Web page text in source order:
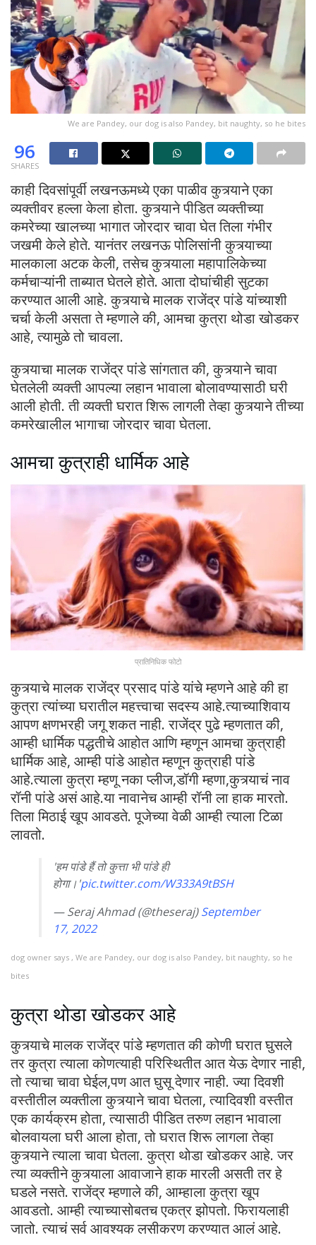
We are Pandey, our dog is also Pandey, bit naughty, so he bites
96
SHARES
काही दिवसांपूर्वी लखनऊमध्ये एका पाळीव कुत्र्याने एका
व्यक्तीवर हल्ला केला होता. कुत्र्याने पीडित व्यक्तीच्या
कमरेच्या खालच्या भागात जोरदार चावा घेत तिला गंभीर
जखमी केले होते. यानंतर लखनऊ पोलिसांनी कुत्र्याच्या
मालकाला अटक केली, तसेच कुत्र्याला महापालिकेच्या
कर्मचाऱ्यांनी ताब्यात घेतले होते. आता दोघांचीही सुटका
करण्यात आली आहे. कुत्र्याचे मालक राजेंद्र पांडे यांच्याशी
चर्चा केली असता ते म्हणाले की, आमचा कुत्रा थोडा खोडकर
आहे, त्यामुळे तो चावला.
कुत्र्याचा मालक राजेंद्र पांडे सांगतात की, कुत्र्याने चावा
घेतलेली व्यक्ती आपल्या लहान भावाला बोलावण्यासाठी घरी
आली होती. ती व्यक्ती घरात शिरू लागली तेव्हा कुत्र्याने तीच्या
कमरेखालील भागाचा जोरदार चावा घेतला.
आमचा कुत्राही धार्मिक आहे
प्रातिनिधिक फोटो
कुत्र्याचे मालक राजेंद्र प्रसाद पांडे यांचे म्हणने आहे की हा
कुत्रा त्यांच्या घरातील महत्त्वाचा सदस्य आहे.त्याच्याशिवाय
आपण क्षणभरही जगू शकत नाही. राजेंद्र पुढे म्हणतात की,
आम्ही धार्मिक पद्धतीचे आहोत आणि म्हणून आमचा कुत्राही
धार्मिक आहे, आम्ही पांडे आहोत म्हणून कुत्राही पांडे
आहे.त्याला कुत्रा म्हणू नका प्लीज,डॉगी म्हणा,कुत्र्याचं नाव
रॉनी पांडे असं आहे.या नावानेच आम्ही रॉनी ला हाक मारतो.
तिला मिठाई खूप आवडते. पूजेच्या वेळी आम्ही त्याला टिळा
लावतो.
'हम पांडे हैं तो कुत्ता भी पांडे ही
होगा।'pic.twitter.com/W333A9tBSH
— Seraj Ahmad (@theseraj)September
17, 2022
dog owner says , We are Pandey, our dog is also Pandey, bit naughty, so he
bites
कुत्रा थोडा खोडकर आहे
कुत्र्याचे मालक राजेंद्र पांडे म्हणतात की कोणी घरात घुसले
तर कुत्रा त्याला कोणत्याही परिस्थितीत आत येऊ देणार नाही,
तो त्याचा चावा घेईल,पण आत घुसू देणार नाही. ज्या दिवशी
वस्तीतील व्यक्तीला कुत्र्याने चावा घेतला, त्यादिवशी वस्तीत
एक कार्यक्रम होता, त्यासाठी पीडित तरुण लहान भावाला
बोलवायला घरी आला होता, तो घरात शिरू लागला तेव्हा
कुत्र्याने त्याला चावा घेतला. कुत्रा थोडा खोडकर आहे. जर
त्या व्यक्तीने कुत्र्याला आवाजाने हाक मारली असती तर हे
घडले नसते. राजेंद्र म्हणाले की, आम्हाला कुत्रा खूप
आवडतो. आम्ही त्याच्यासोबतच एकत्र झोपतो. फिरायलाही
जातो. त्याचं सर्व आवश्यक लसीकरण करण्यात आलं आहे.